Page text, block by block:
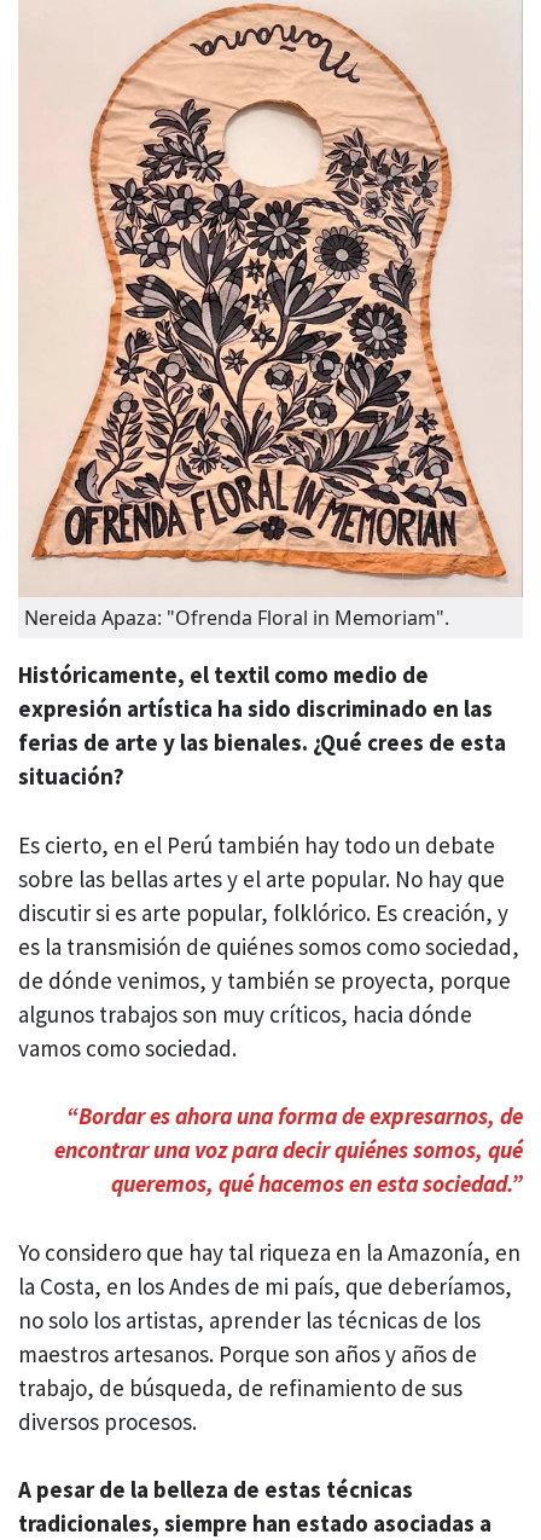
Nereida Apaza: "Ofrenda Floral in Memoriam".
Históricamente, el textil como medio de
expresión artística ha sido discriminado en las
ferias de arte y las bienales. ¿Qué crees de esta
situación?
Es cierto, en el Perú también hay todo un debate
sobre las bellas artes y el arte popular. No hay que
discutir si es arte popular, folklórico. Es creación, y
es la transmisión de quiénes somos como sociedad,
de dónde venimos, y también se proyecta, porque
algunos trabajos son muy críticos, hacia dónde
vamos como sociedad.
“Bordar es ahora una forma de expresarnos, de
encontrar una voz para decir quiénes somos, qué
queremos, qué hacemos en esta sociedad.”
Yo considero que hay tal riqueza en la Amazonía, en
la Costa, en los Andes de mi país, que deberíamos,
no solo los artistas, aprender las técnicas de los
maestros artesanos. Porque son años y años de
trabajo, de búsqueda, de refinamiento de sus
diversos procesos.
A pesar de la belleza de estas técnicas
tradicionales, siempre han estado asociadas a